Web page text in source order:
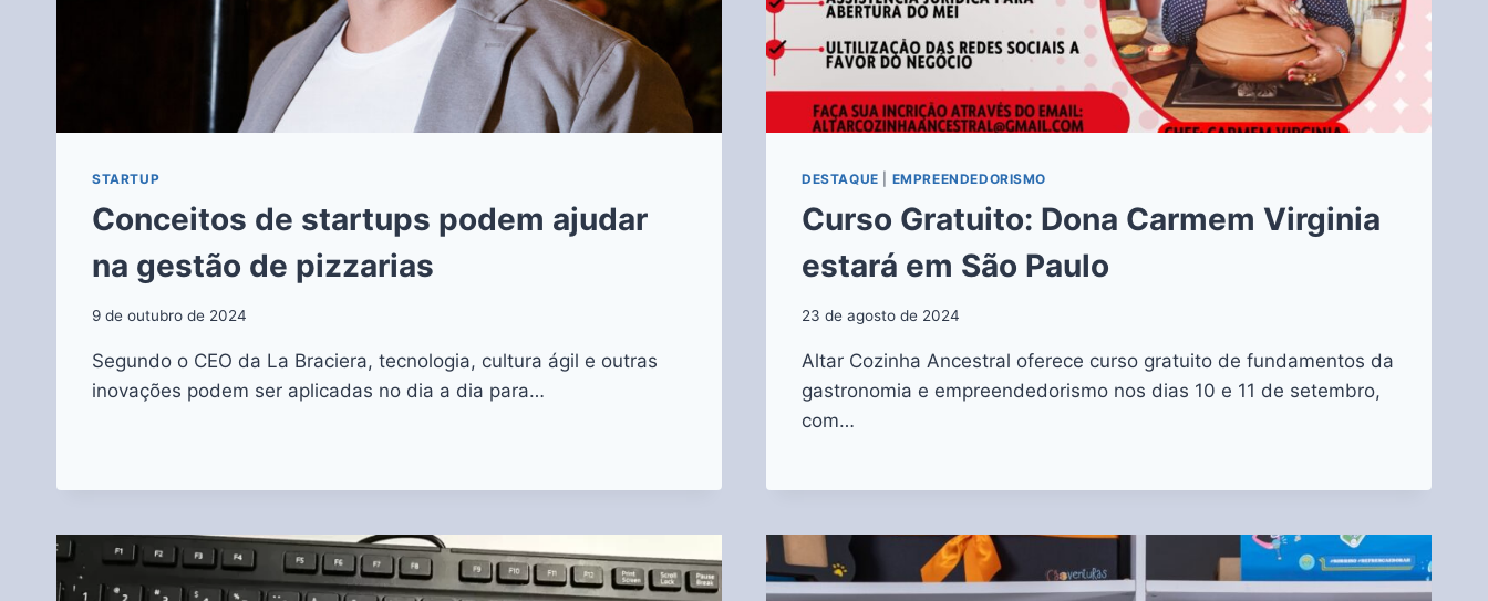
STARTUP
Conceitos de startups podem ajudar
na gestão de pizzarias
9 de outubro de 2024
Segundo o CEO da La Braciera, tecnologia, cultura ágil e outras
inovações podem ser aplicadas no dia a dia para…
DESTAQUE EMPREENDEDORISMO
Curso Gratuito: Dona Carmem Virginia
estará em São Paulo
23 de agosto de 2024
Altar Cozinha Ancestral oferece curso gratuito de fundamentos da
gastronomia e empreendedorismo nos dias 10 e 11 de setembro,
com…